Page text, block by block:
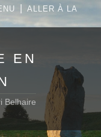
ALLER À LA
EN
Belhaire